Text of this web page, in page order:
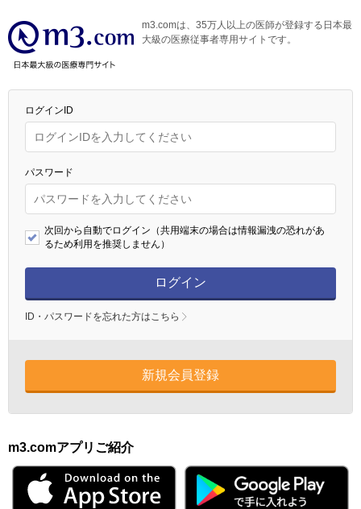
m3.comは、35万人以上の医師が登録する日本最
大級の医療従事者専用サイトです。
ログインID
パスワード
次回から自動でログイン（共用端末の場合は情報漏洩の恐れがあ
るため利用を推奨しません）
ログイン
ID・パスワードを忘れた方はこちら
新規会員登録
m3.comアプリご紹介